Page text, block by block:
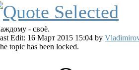
- своё.
Edit: 16 Март 2015 15:04 by
topic has been locked.